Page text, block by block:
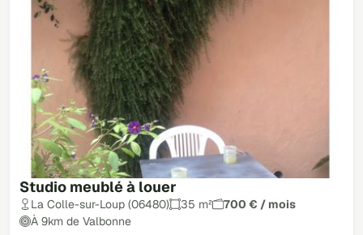
Studio meublé à louer
La Colle-sur-Loup (06480) 35 m²
700 € / mois
À 9km de Valbonne